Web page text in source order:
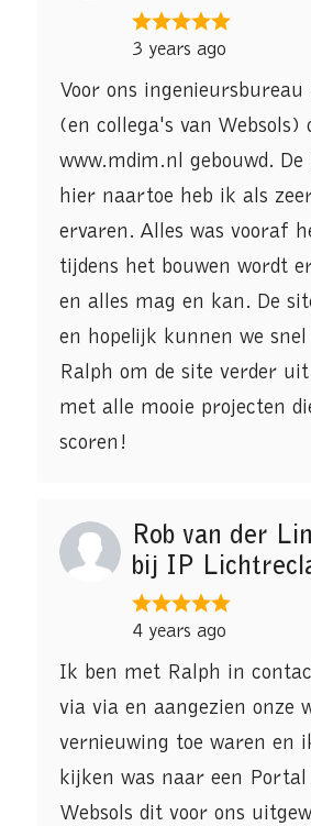
3 years ago
Voor ons
(en collega's van Websols)
www.mdim.nl gebouwd. De
hier naartoe heb ik als
ervaren. Alles was vooraf
tijdens het bouwen wordt
en alles mag en kan. De
en hopelijk kunnen we
Ralph om de site verder
met alle mooie projecten
scoren!
Rob van der
bij IP
4 years ago
Ik ben met Ralph in
via via en aangezien onze
vernieuwing toe waren en
kijken was naar een
Websols dit voor ons